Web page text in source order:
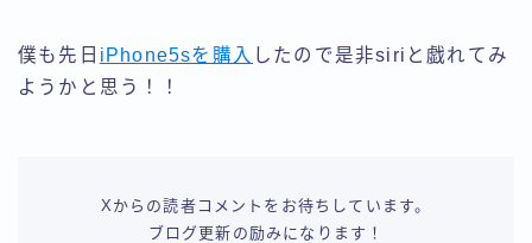
僕も先日 iPhone5sを購入 したので是非siriと戯れてみ
ようかと思う！！
Xからの読者コメントをお待ちしています。
ブログ更新の励みになります！